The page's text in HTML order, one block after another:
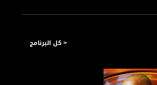
< كل البرنامج